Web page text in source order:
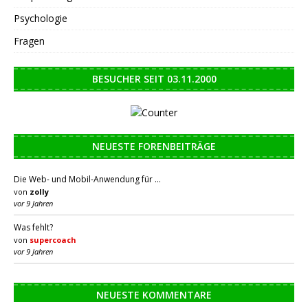
Psychologie
Fragen
BESUCHER SEIT 03.11.2000
NEUESTE FORENBEITRÄGE
Die Web- und Mobil-Anwendung für …
von zolly
vor 9 Jahren
Was fehlt?
von supercoach
vor 9 Jahren
NEUESTE KOMMENTARE